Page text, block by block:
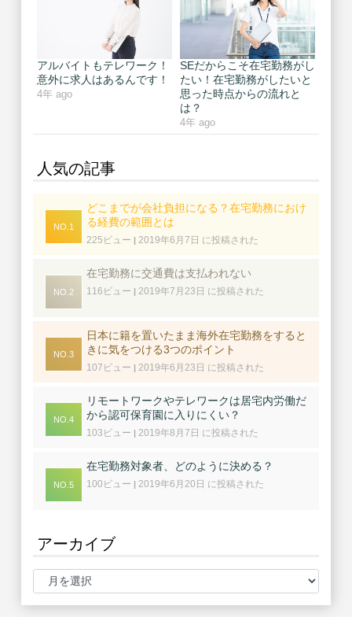
アルバイトもテレワーク！
意外に求人はあるんです！
4年 ago
SEだからこそ在宅勤務がし
たい！在宅勤務がしたいと
思った時点からの流れと
は？
4年 ago
人気の記事
どこまでが会社負担になる？在宅勤務におけ
る経費の範囲とは
225ビュー | 2019年6月7日 に投稿された
在宅勤務に交通費は支払われない
116ビュー | 2019年7月23日 に投稿された
日本に籍を置いたまま海外在宅勤務をすると
きに気をつける3つのポイント
107ビュー | 2019年6月23日 に投稿された
リモートワークやテレワークは居宅内労働だ
から認可保育園に入りにくい？
103ビュー | 2019年8月7日 に投稿された
在宅勤務対象者、どのように決める？
100ビュー | 2019年6月20日 に投稿された
アーカイブ